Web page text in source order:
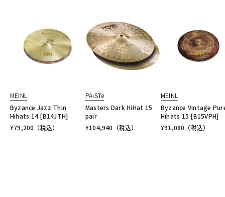
MEINL
Byzance Jazz Thin
Hihats 14 [B14JTH]
¥79,200 （税込）
PAiSTe
Masters Dark HiHat 15
pair
¥104,940 （税込）
MEINL
Byzance Vintage
Hihats 15 [B15VPH]
¥91,080 （税込）